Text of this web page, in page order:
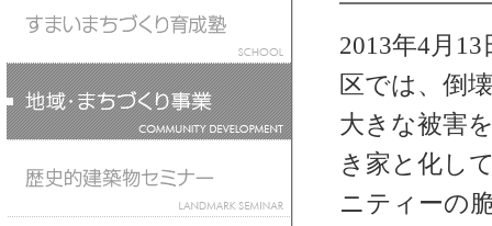
2013年4月
区では、倒
大きな被害
き家と化し
ニティーの